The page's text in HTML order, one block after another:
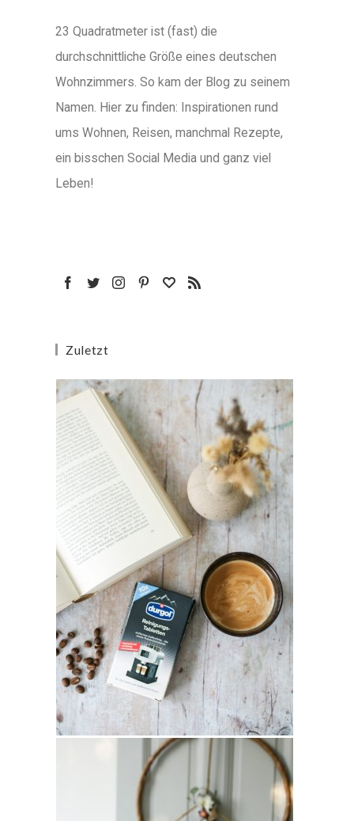
23 Quadratmeter ist (fast) die
durchschnittliche Größe eines deutschen
Wohnzimmers. So kam der Blog zu seinem
Namen. Hier zu finden: Inspirationen rund
ums Wohnen, Reisen, manchmal Rezepte,
ein bisschen Social Media und ganz viel
Leben!
Zuletzt